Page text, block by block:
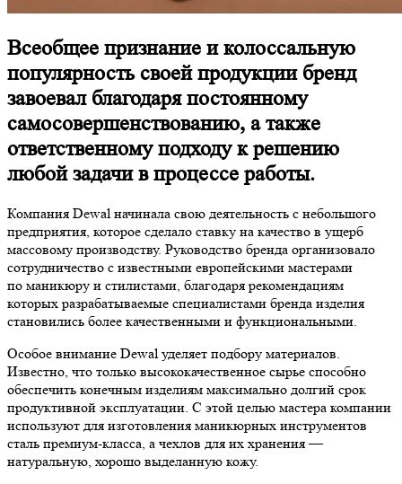
Всеобщее признание и колоссальную
популярность своей продукции бренд
завоевал благодаря постоянному
самосовершенствованию, а также
ответственному подходу к решению
любой задачи в процессе работы.
Компания Dewal начинала свою деятельность с небольшого
предприятия, которое сделало ставку на качество в ущерб
массовому производству. Руководство бренда организовало
сотрудничество с известными европейскими мастерами
по маникюру и стилистами, благодаря рекомендациям
которых разрабатываемые специалистами бренда изделия
становились более качественными и функциональными.
Особое внимание Dewal уделяет подбору материалов.
Известно, что только высококачественное сырье способно
обеспечить конечным изделиям максимально долгий срок
продуктивной эксплуатации. С этой целью мастера компании
используют для изготовления маникюрных инструментов
сталь премиум-класса, а чехлов для их хранения —
натуральную, хорошо выделанную кожу.